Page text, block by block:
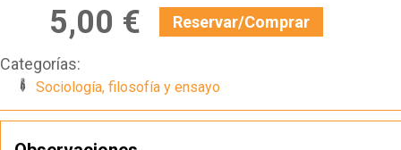
5,00 € Reservar/Comprar
Categorías:
Sociología, filosofía y ensayo